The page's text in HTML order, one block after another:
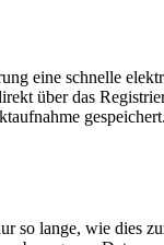
eine schnelle
über das
so lange, wie dies